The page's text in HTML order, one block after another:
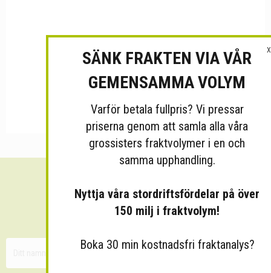
Sänk dina fraktkostnader!
30 minuters kostnadsfri konsultation
X
SÄNK FRAKTEN VIA VÅR
GEMENSAMMA VOLYM
Varför betala fullpris? Vi pressar
priserna genom att samla alla våra
grossisters fraktvolymer i en och
samma upphandling.
Nyttja våra stordriftsfördelar på över
150 milj i fraktvolym!
Boka 30 min kostnadsfri fraktanalys?